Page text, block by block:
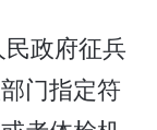
政府征兵
门指定符